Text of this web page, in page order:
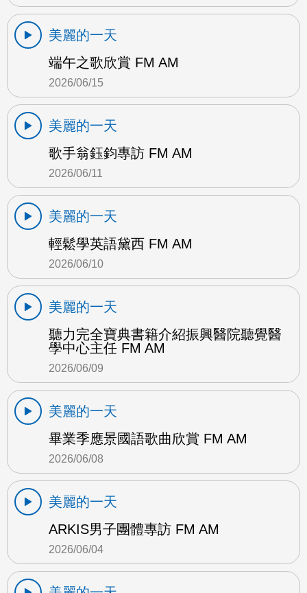
美麗的一天
端午之歌欣賞 FM AM
2026/06/15
美麗的一天
歌手翁鈺鈞專訪 FM AM
2026/06/11
美麗的一天
輕鬆學英語黛西 FM AM
2026/06/10
美麗的一天
聽力完全寶典書籍介紹振興醫院聽覺醫
學中心主任 FM AM
2026/06/09
美麗的一天
畢業季應景國語歌曲欣賞 FM AM
2026/06/08
美麗的一天
ARKIS男子團體專訪 FM AM
2026/06/04